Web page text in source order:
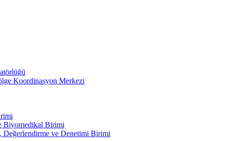
Koordinasyon Merkezi
Biyomedikal Birimi
Değerlendirme ve Denetimi Birimi